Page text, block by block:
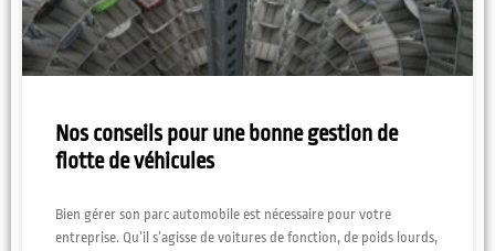
Nos conseils pour une bonne gestion de
flotte de véhicules
Bien gérer son parc automobile est nécessaire pour votre
entreprise. Qu’il s’agisse de voitures de fonction, de poids lourds,